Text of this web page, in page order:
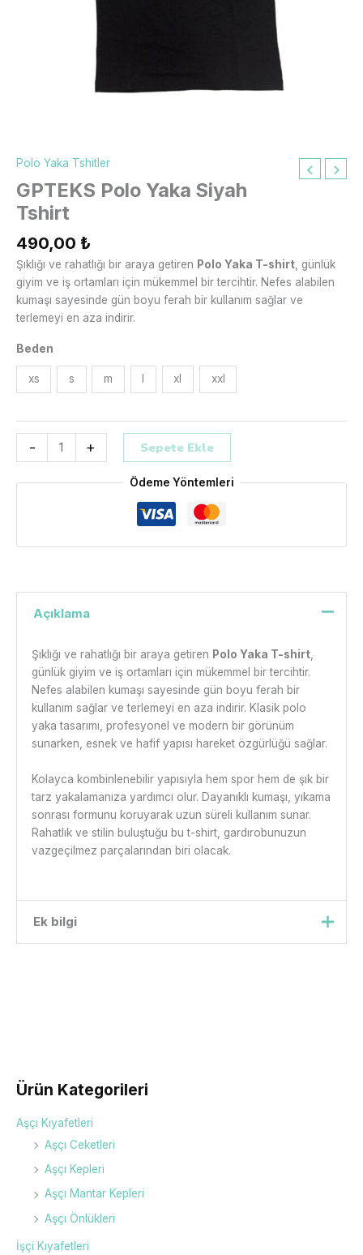
Ürün Kategorileri
Aşçı Kıyafetleri
Aşçı Ceketleri
Aşçı Kepleri
Aşçı Mantar Kepleri
Aşçı Önlükleri
İşçi Kıyafetleri
Polo Yaka Tshitler
GPTEKS Polo Yaka Siyah
Tshirt
490,00 ₺
Şıklığı ve rahatlığı bir araya getiren Polo Yaka T-shirt, günlük
giyim ve iş ortamları için mükemmel bir tercihtir. Nefes alabilen
kumaşı sayesinde gün boyu ferah bir kullanım sağlar ve
terlemeyi en aza indirir.
Beden
xs s m xl xxl
- + Sepete Ekle
Ödeme Yöntemleri
Açıklama
Şıklığı ve rahatlığı bir araya getiren Polo Yaka T-shirt,
günlük giyim ve iş ortamları için mükemmel bir tercihtir.
Nefes alabilen kumaşı sayesinde gün boyu ferah bir
kullanım sağlar ve terlemeyi en aza indirir. Klasik polo
yaka tasarımı, profesyonel ve modern bir görünüm
sunarken, esnek ve hafif yapısı hareket özgürlüğü sağlar.
Kolayca kombinlenebilir yapısıyla hem spor hem de şık bir
tarz yakalamanıza yardımcı olur. Dayanıklı kumaşı, yıkama
sonrası formunu koruyarak uzun süreli kullanım sunar.
Rahatlık ve stilin buluştuğu bu t-shirt, gardırobunuzun
vazgeçilmez parçalarından biri olacak.
Ek bilgi